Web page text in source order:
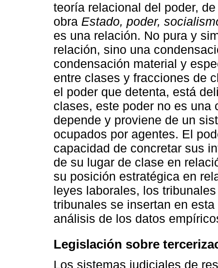
teoría relacional del poder,
obra Estado, poder,
es una relación. No pura y
relación, sino una
condensación material y
entre clases y fracciones de
el poder que detenta, está
clases, este poder no es una
depende y proviene de un
ocupados por agentes. El
capacidad de concretar sus
de su lugar de clase en
su posición estratégica en
leyes laborales, los
tribunales se insertan en
análisis de los datos
Legislación sobre
Los sistemas judiciales de